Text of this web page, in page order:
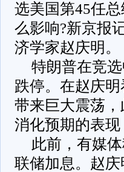
选美国第45任
么影响?新京报
济学家赵庆明。
特朗普在竞
跌停。在赵庆
带来巨大震荡
消化预期的表
此前，有媒
联储加息。赵